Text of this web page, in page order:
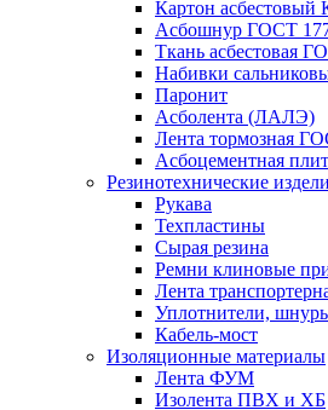
Картон
Асбошнур ГОСТ
Ткань асбестовая
Набивки
Паронит
Асболента (ЛАЛЭ)
Лента тормозная
Асбоцементная
Резинотехнические
Рукава
Техпластины
Сырая резина
Ремни клиновые
Лента
Уплотнители,
Кабель-мост
Изоляционные материалы
Лента ФУМ
Изолента ПВХ и ХБ